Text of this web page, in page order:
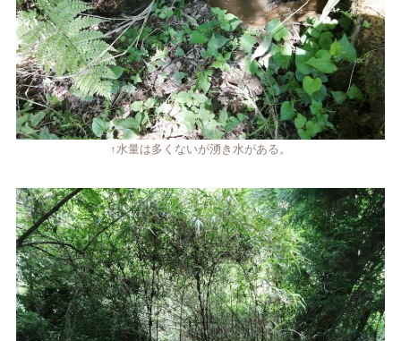
↑水量は多くないが湧き水がある。